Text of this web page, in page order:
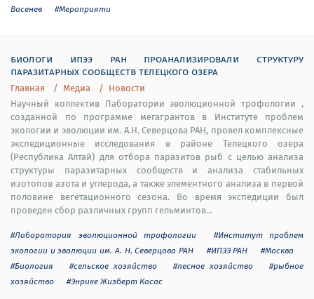
Васенев
#Мероприяти
биологи ипээ ран проанализировали структуру
паразитарных сообществ телецкого озера
Главная Медиа
Новости
Научный коллектив Лаборатории эволюционной трофологии ,
созданной по программе мегагрантов в Институте проблем
экологии и эволюции им. А.Н. Северцова РАН, провел комплексные
экспедиционные исследования в районе Телецкого озера
(Республика Алтай) для отбора паразитов рыб с целью анализа
структуры паразитарных сообществ и анализа стабильных
изотопов азота и углерода, а также элементного анализа в первой
половине вегетационного сезона. Во время экспедиции был
проведен сбор различных групп гельминтов...
#Лаборатория эволюционной трофологии
#Институт проблем
экологии и эволюции им. А. Н. Северцова РАН
#ИПЭЭ РАН
#Москва
#Биология
#сельское хозяйство #лесное хозяйство
#рыбное
хозяйство
#Энрике Жизберт Касас